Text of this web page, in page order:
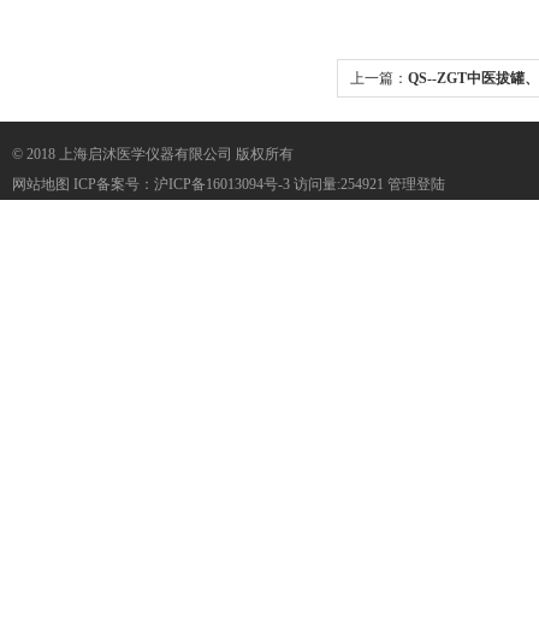
上一篇： QS--ZGT中医拔罐
© 2018 上海启沭医学仪器有限公司 版权所有
网站地图 ICP备案号： 沪ICP备16013094号-3 访问量:254921 管理登陆